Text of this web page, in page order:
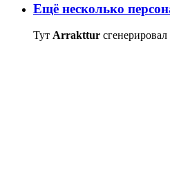
Ещё несколько
Тут Arrakttur